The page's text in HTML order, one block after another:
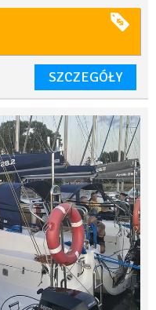
SZCZEGÓŁY